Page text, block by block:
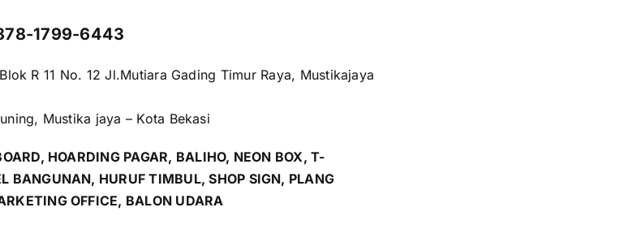
1799-6443
R 11 No. 12 Jl.Mutiara Gading Timur Raya, Mustikajaya
Mustika jaya – Kota Bekasi
HOARDING PAGAR, BALIHO, NEON BOX, T-
BANGUNAN, HURUF TIMBUL, SHOP SIGN, PLANG
OFFICE, BALON UDARA